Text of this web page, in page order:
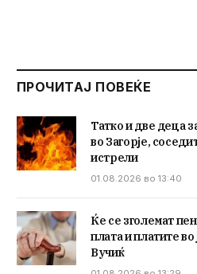
ПРОЧИТАЈ ПОВЕЌЕ
Татко и две деца
во Загорје,
истрели
01.08.2026 во 13:40
Ќе се зголемат
плата и платите во
Вучиќ